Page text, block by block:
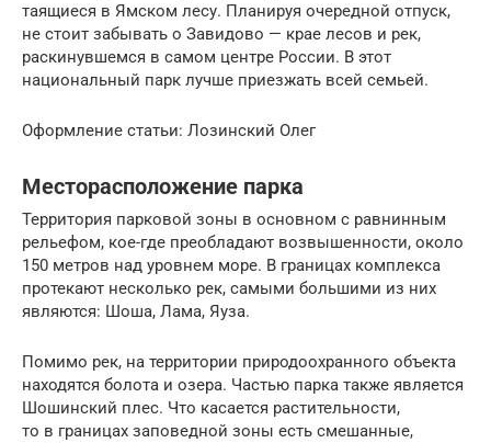
таящиеся в Ямском лесу. Планируя очередной отпуск,
не стоит забывать о Завидово — крае лесов и рек,
раскинувшемся в самом центре России. В этот
национальный парк лучше приезжать всей семьей.
Оформление статьи: Лозинский Олег
Месторасположение парка
Территория парковой зоны в основном с равнинным
рельефом, кое-где преобладают возвышенности, около
150 метров над уровнем море. В границах комплекса
протекают несколько рек, самыми большими из них
являются: Шоша, Лама, Яуза.
Помимо рек, на территории природоохранного объекта
находятся болота и озера. Частью парка также является
Шошинский плес. Что касается растительности,
то в границах заповедной зоны есть смешанные,